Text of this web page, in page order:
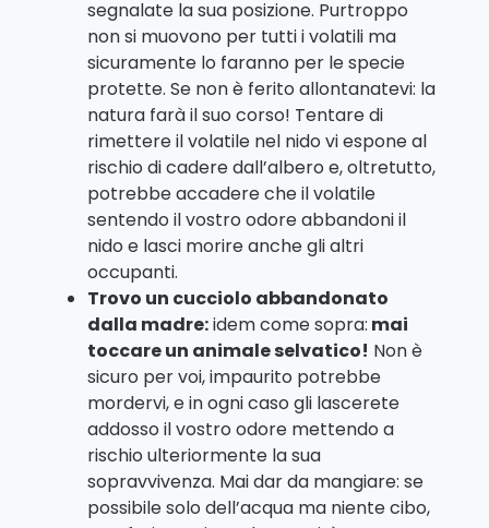
segnalate la sua posizione. Purtroppo
non si muovono per tutti i volatili ma
sicuramente lo faranno per le specie
protette. Se non è ferito allontanatevi: la
natura farà il suo corso! Tentare di
rimettere il volatile nel nido vi espone al
rischio di cadere dall’albero e, oltretutto,
potrebbe accadere che il volatile
sentendo il vostro odore abbandoni il
nido e lasci morire anche gli altri
occupanti.
Trovo un cucciolo abbandonato
dalla madre:idem come sopra: mai
toccare un animale selvatico! Non è
sicuro per voi, impaurito potrebbe
mordervi, e in ogni caso gli lascerete
addosso il vostro odore mettendo a
rischio ulteriormente la sua
sopravvivenza. Mai dar da mangiare: se
possibile solo dell’acqua ma niente cibo,